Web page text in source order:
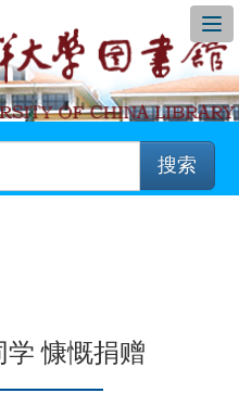
搜索
学 慷慨捐赠